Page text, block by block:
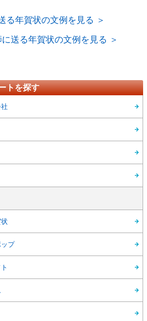
る年賀状の文例を見る ＞
送る年賀状の文例を見る ＞
トを探す
プ